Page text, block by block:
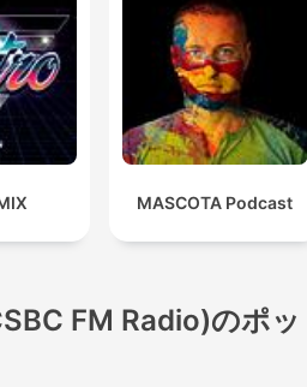
MASCOTA Podcast
FM Radio)のポッ